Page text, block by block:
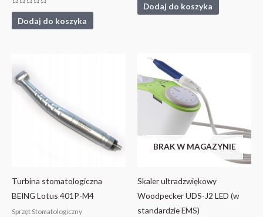
Oceniono
5
Dodaj do koszyka
5
Dodaj do koszyka
Turbina stomatologiczna
BEING Lotus 401P-M4
Sprzęt Stomatologiczny
BRAK W MAGAZYNIE
Skaler ultradzwiękowy
Woodpecker UDS-J2 LED (w
standardzie EMS)